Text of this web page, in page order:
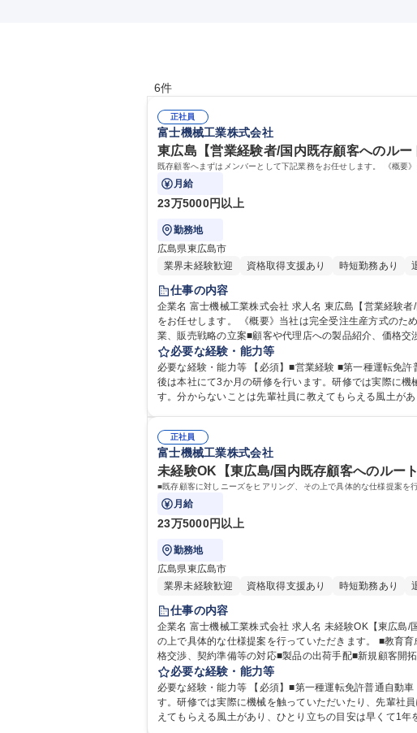
6件
正社員
富士機械工業株式会社
東広島【営業経験者/国内既存顧客へのル
既存顧客へまずはメンバーとして下記業務をお任せします。 《概要
月給
23万5000円以上
勤務地
広島県東広島市
業界未経験歓迎
資格取得支援あり 時短勤務あり
仕事の内容
企業名 富士機械工業株式会社 求人名 東広島【営業経験者/国内既存顧客へのルート営業】国内シェアトップ/年休120日 仕事の内容 既存顧客へまずはメンバーとして下記業務
をお任せします。 《概要》当社は完全受注生産方式のため、顧客に
業、販売戦略の立案■顧客や代理店への製品紹介、価格
せた内容を、社内の設計や製造担当に正確に伝える役割
ある仕事です。 募集職種 東広島【営業経験者/
必要な経験・能力等
必要な経験・能力等 【必須】■営業経験 ■第一種運転免許普通自動車 【歓迎】■法人営業経験 【教育・育成
後は本社にて3か月の研修を行います。研修では実際に
す。分からないことは先輩社員に教えてもらえる風土が
正社員
富士機械工業株式会社
未経験OK【東広島/国内既存顧客へのルー
■既存顧客に対しニーズをヒアリング、その上で具体的な仕様提案を
月給
23万5000円以上
勤務地
広島県東広島市
業界未経験歓迎
資格取得支援あり 時短勤務あり
仕事の内容
企業名 富士機械工業株式会社 求人名 未経験OK【東広島/国内既存顧客へのルート営業】◆金属印刷機で世界TOPシェア 仕事の内容 ■既存顧客に対しニーズをヒアリング、そ
の上で具体的な仕様提案を行っていただきます。 ■教育育成の体制も整っている環境です。 《詳細》■顧客へ
格交渉、契約準備等の対応■製品の出荷手配■新規顧客開
割 ★完全オーダーメイド製品のため、仕様の相談～納品・アフターフォ
顧客へのルート営業】◆金属印刷機で世界TOPシェア
必要な経験・能力等
必要な経験・能力等 【必須】■第一種運転免許普通自動車 【教育・育成】1台の機械ができるのに受注から納品まで1年はかかります。入社後は広島にて3か月の研修を行いま
す。研修では実際に機械を触っていただいたり、先輩社
えてもらえる風土があり、ひとり立ちの目安は早くて1年を見ていま